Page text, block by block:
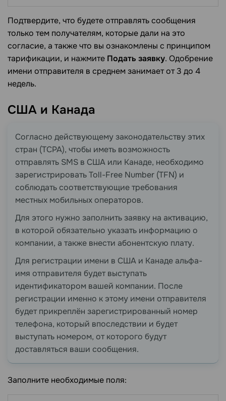
Подтвердите, что будете отправлять сообщения
только тем получателям, которые дали на это
согласие, а также что вы ознакомлены с принципом
тарификации, и нажмите Подать заявку. Одобрение
имени отправителя в среднем занимает от 3 до 4
недель.
США и Канада
Согласно действующему законодательству этих
стран (TCPA), чтобы иметь возможность
отправлять SMS в США или Канаде, необходимо
зарегистрировать Toll-Free Number (TFN) и
соблюдать соответствующие требования
местных мобильных операторов.
Для этого нужно заполнить заявку на активацию,
в которой обязательно указать информацию о
компании, а также внести абонентскую плату.
Для регистрации имени в США и Канаде альфа-
имя отправителя будет выступать
идентификатором вашей компании. После
регистрации именно к этому имени отправителя
будет прикреплён зарегистрированный номер
телефона, который впоследствии и будет
выступать номером, от которого будут
доставляться ваши сообщения.
Заполните необходимые поля: